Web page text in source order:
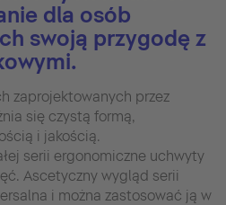
dla osób
swoją przygodę z
zaprojektowanych przez
się czystą formą,
i jakością.
serii ergonomiczne uchwyty
Ascetyczny wygląd serii
i można zastosować ją w